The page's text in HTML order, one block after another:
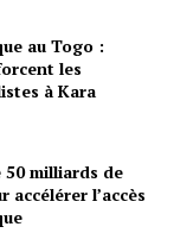
au Togo :
les
à Kara
50 milliards de
accélérer l’accès